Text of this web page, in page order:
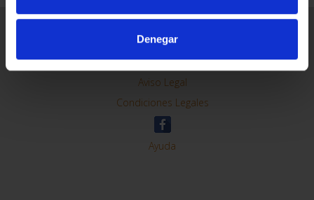
Denegar
Contacto
Preguntas Frequentes (FAQs)
Aviso Legal
Condiciones Legales
Ayuda